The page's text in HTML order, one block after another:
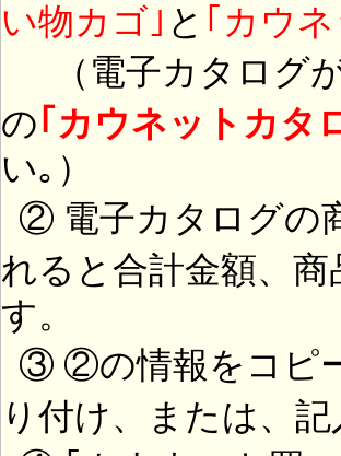
い物カゴ｣ と ｢カウ
（電子カタログ
の｢カウネットカタ
い｡）
② 電子カタログの
れると合計金額、
す。
③ ②の情報をコピ
り付け、または、